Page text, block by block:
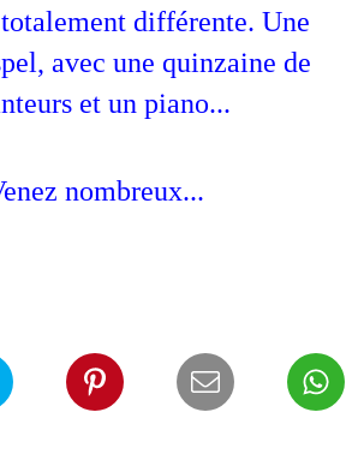
différente. Une
avec une quinzaine de
et un piano...
nombreux...